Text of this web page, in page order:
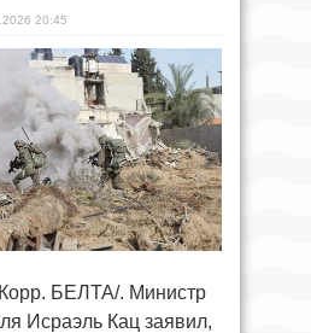
20:45
БЕЛТА/. Министр
Исраэль Кац заявил,